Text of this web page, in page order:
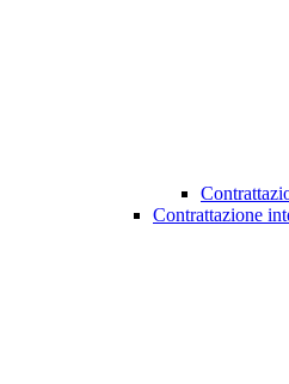
Contrattazione